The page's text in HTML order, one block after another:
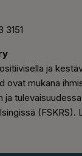
ja
mukana